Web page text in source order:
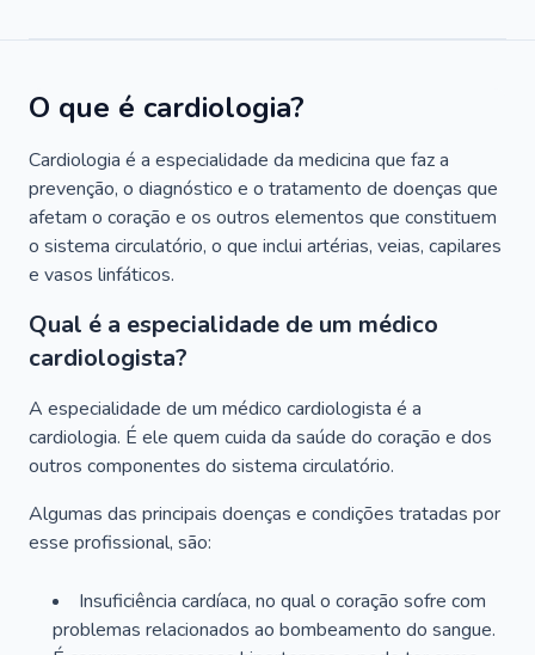
O que é cardiologia?
Cardiologia é a especialidade da medicina que faz a
prevenção, o diagnóstico e o tratamento de doenças que
afetam o coração e os outros elementos que constituem
o sistema circulatório, o que inclui artérias, veias, capilares
e vasos linfáticos.
Qual é a especialidade de um médico
cardiologista?
A especialidade de um médico cardiologista é a
cardiologia. É ele quem cuida da saúde do coração e dos
outros componentes do sistema circulatório.
Algumas das principais doenças e condições tratadas por
esse profissional, são:
Insuficiência cardíaca, no qual o coração sofre com
problemas relacionados ao bombeamento do sangue.